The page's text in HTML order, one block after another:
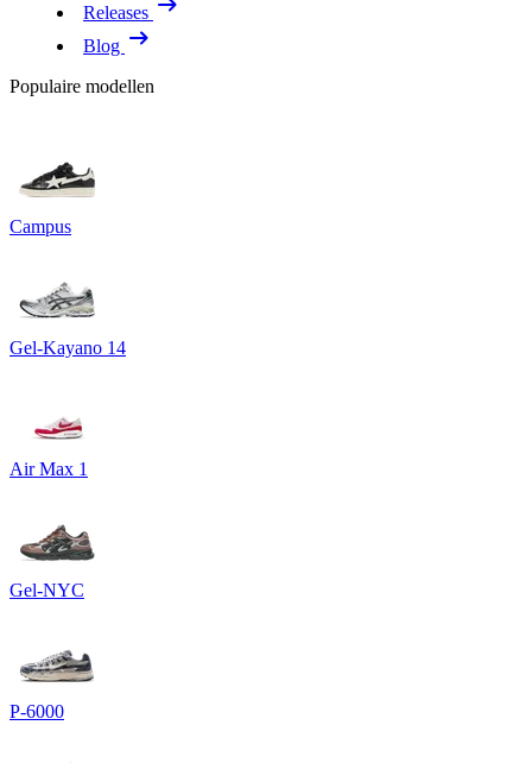
Releases
Blog
Populaire modellen
Campus
Gel-Kayano 14
Air Max 1
Gel-NYC
P-6000